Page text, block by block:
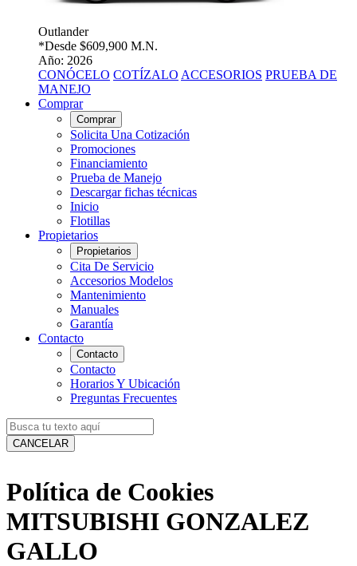
Outlander
*Desde $609,900 M.N.
Año: 2026
CONÓCELO COTÍZALO ACCESORIOS PRUEBA DE
MANEJO
Comprar
Comprar
Solicita Una Cotización
Promociones
Financiamiento
Prueba de Manejo
Descargar fichas técnicas
Inicio
Flotillas
Propietarios
Propietarios
Cita De Servicio
Accesorios Modelos
Mantenimiento
Manuales
Garantía
Contacto
Contacto
Contacto
Horarios Y Ubicación
Preguntas Frecuentes
CANCELAR
Política de Cookies
MITSUBISHI GONZALEZ
GALLO